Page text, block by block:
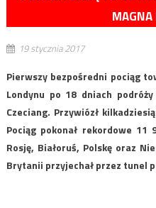
MAGNA
19 stycznia 2017
Pierwszy bezpośredni pociąg
Londynu po 18 dniach
Czeciang. Przywiózł
Pociąg pokonał rekordowe 11
Rosję, Białoruś, Polskę oraz
Brytanii przyjechał przez tunel